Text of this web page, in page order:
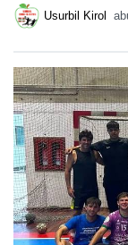
Usurbil Kirol